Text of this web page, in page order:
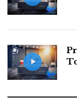
r
e
s
t